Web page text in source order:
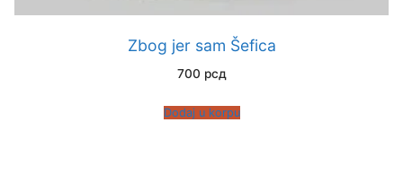
Zbog jer sam Šefica
700 рсд
Dodaj u korpu